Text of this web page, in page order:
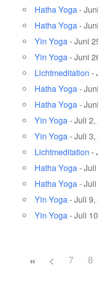
Hatha Yoga-
Hatha Yoga-
Yin Yoga- Juni
Yin Yoga- Juni
Lichtmeditation -
Hatha Yoga-
Hatha Yoga-
Yin Yoga- Juli 2,
Yin Yoga- Juli 3,
Lichtmeditation -
Hatha Yoga- Juli
Hatha Yoga- Juli
Yin Yoga- Juli 9,
Yin Yoga- Juli
7 8